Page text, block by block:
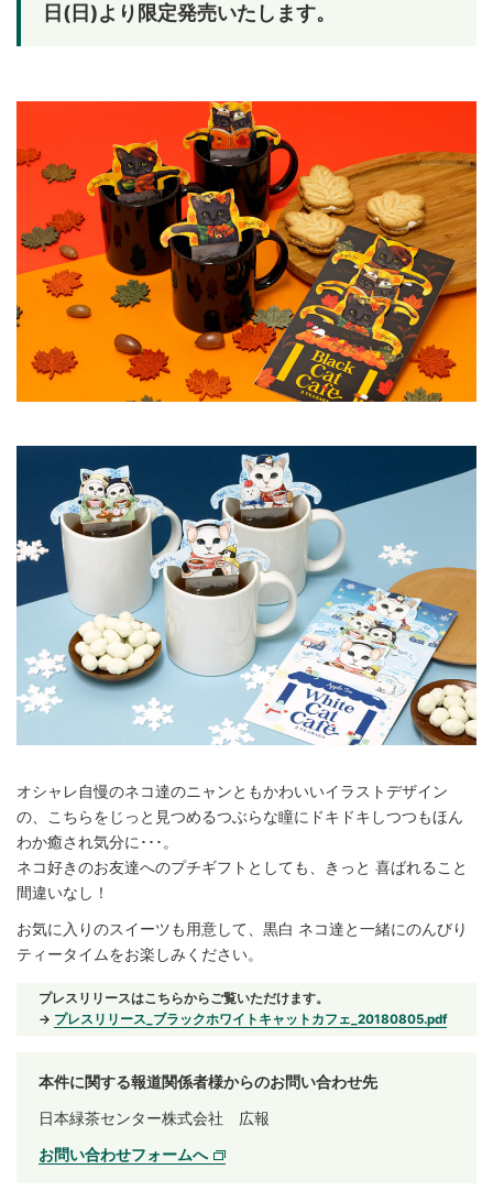
日(日)より限定発売いたします。
オシャレ自慢のネコ達のニャンともかわいいイラストデザイン
の、こちらをじっと見つめるつぶらな瞳にドキドキしつつもほん
わか癒され気分に･･･。
ネコ好きのお友達へのプチギフトとしても、きっと 喜ばれること
間違いなし！
お気に入りのスイーツも用意して、黒白 ネコ達と一緒にのんびり
ティータイムをお楽しみください。
プレスリリースはこちらからご覧いただけます。
→ プレスリリース_ブラックホワイトキャットカフェ_20180805.pdf
本件に関する報道関係者様からのお問い合わせ先
日本緑茶センター株式会社 広報
お問い合わせフォームへ